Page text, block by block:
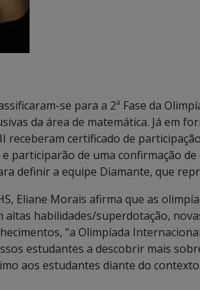
se para a 2ª Fase da
da área de matemática. Já em
receberam certificado de
participarão de uma confirmação
definir a equipe Diamante, que
Eliane Morais afirma que as
habilidades/superdotação,
“a Olimpíada
estudantes a descobrir mais
aos estudantes diante do